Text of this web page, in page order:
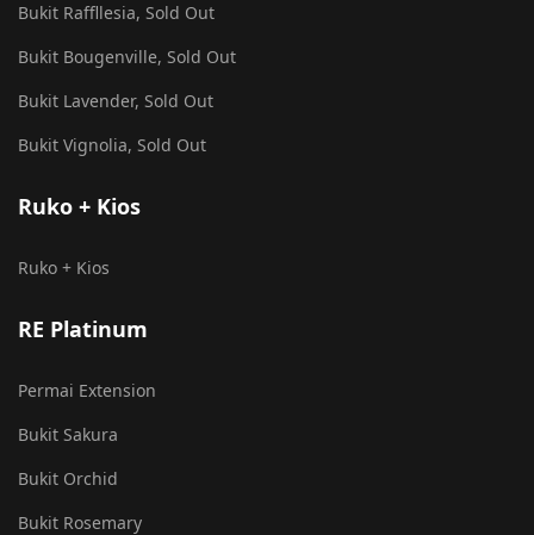
Bukit Raffllesia, Sold Out
Bukit Bougenville, Sold Out
Bukit Lavender, Sold Out
Bukit Vignolia, Sold Out
Ruko + Kios
Ruko + Kios
RE Platinum
Permai Extension
Bukit Sakura
Bukit Orchid
Bukit Rosemary